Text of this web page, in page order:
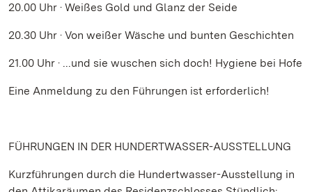
20.00 Uhr · Weißes Gold und Glanz der Seide
20.30 Uhr · Von weißer Wäsche und bunten Geschichten
21.00 Uhr · ...und sie wuschen sich doch! Hygiene bei Hofe
Eine Anmeldung zu den Führungen ist erforderlich!
FÜHRUNGEN IN DER HUNDERTWASSER-AUSSTELLUNG
Kurzführungen durch die Hundertwasser-Ausstellung in